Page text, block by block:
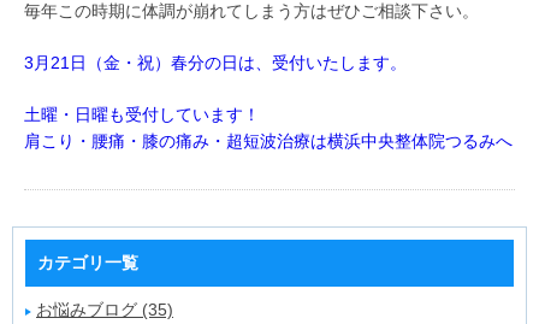
毎年この時期に体調が崩れてしまう方はぜひご相談下さい。
3月21日（金・祝）春分の日は、受付いたします。
土曜・日曜も受付しています！
肩こり・腰痛・膝の痛み・超短波治療は横浜中央整体院つるみへ
カテゴリ一覧
お悩みブログ (35)